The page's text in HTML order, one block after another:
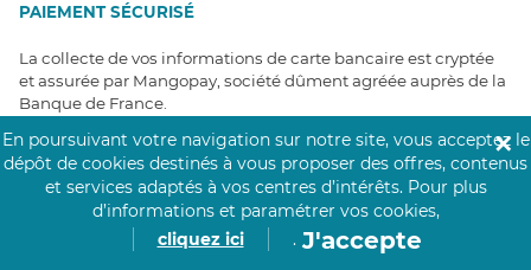
PAIEMENT SÉCURISÉ
La collecte de vos informations de carte bancaire est cryptée
et assurée par Mangopay, société dûment agréée auprès de la
Banque de France.
En poursuivant votre navigation sur notre site, vous acceptez le
dépôt de cookies destinés à vous proposer des offres, contenus
et services adaptés à vos centres d’intérêts. Pour plus
d’informations et paramétrer vos cookies,
cliquez ici
. J'accepte
✕